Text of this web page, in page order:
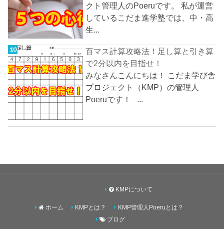
クト管理人のPoeruです。 私が運営
しているこだま進学塾では、中・高
生...
百マス計算攻略法！足し算と引き算
で2分以内を目指せ！
みなさんこんにちは！ こだま学び舎
プロジェクト（KMP）の管理人
Poeruです！ ...
ホーム
KMPについて
KMPとは？
KMP管理人Poeruとは？
ブログ